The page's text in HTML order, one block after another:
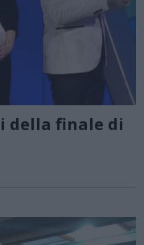
della finale di